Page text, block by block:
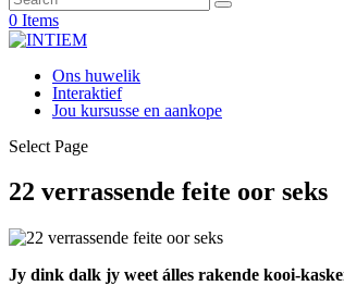
0 Items
Ons huwelik
Interaktief
Jou kursusse en aankope
Select Page
22 verrassende feite oor seks
Jy dink dalk jy weet álles rakende kooi-